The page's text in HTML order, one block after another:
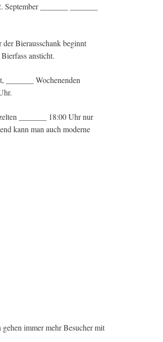
_______ _______
der Bierausschank beginnt
ansticht.
_______ Wochenenden
_______ 18:00 Uhr nur
kann man auch moderne
immer mehr Besucher mit